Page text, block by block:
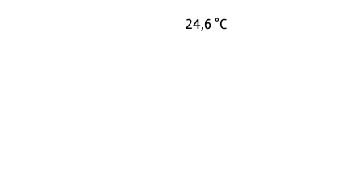
24,6 °C